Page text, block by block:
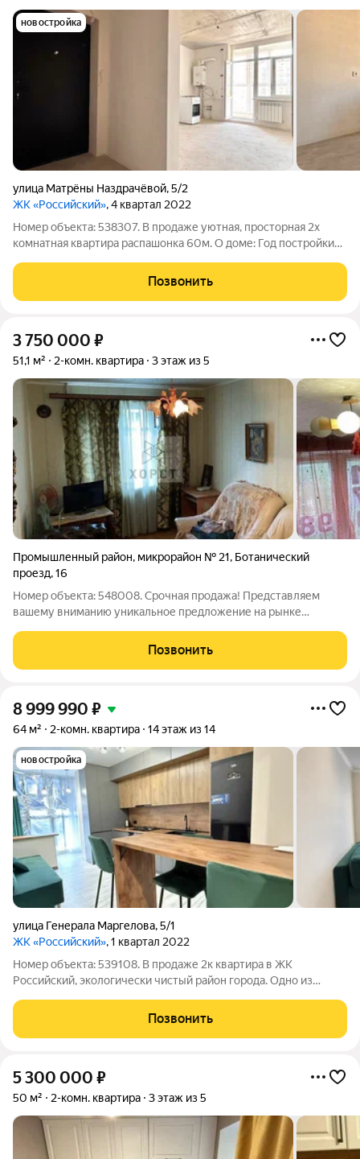
новостройка
улица Матрёны Наздрачёвой,5/2
ЖК «Российский», 4 квартал 2022
Номер объекта: 538307. В продаже уютная, просторная 2х
комнатная квартира распашонка 60м. О доме: Год постройки
квартире: Общая площадь квартиры 60 м. Площадь кухни 14 м.
Квартира в стяжке. Мебель
Позвонить
3 750 000 ₽
51,1 м² 2-комн. квартира 3 этаж из 5
Промышленный район, микрорайон № 21, Ботанический
проезд,16
Номер объекта: 548008. Срочная продажа! Представляем
вашему вниманию уникальное предложение на рынке
двухкомнатная квартира-распашонка общей площадью 51,1 кв.
М в живописном Ботаническом районе, на
Позвонить
8 999 990 ₽
64 м² 2-комн. квартира 14 этаж из 14
новостройка
улица Генерала Маргелова,5/1
ЖК «Российский», 1 квартал 2022
Номер объекта: 539108. В продаже 2к квартира в ЖК
Российский, экологически чистый район города. Одно из
цена/качество. Юридическая чистота, без обременений, без
занижения стоимости, один взрослый
Позвонить
5 300 000 ₽
50 м² 2-комн. квартира 3 этаж из 5